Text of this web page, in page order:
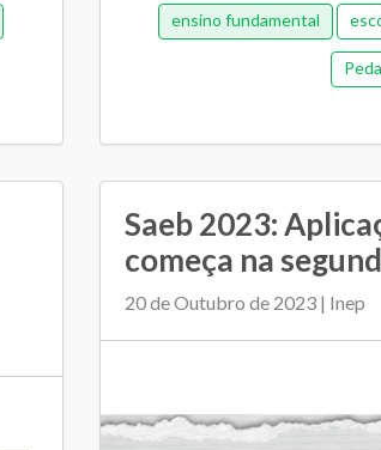
O Ministério da Educação
11 de julho, no Diário Oficial ...
ensino fundamental
Saeb 2023:
começa na
20 de Outubro de 2023 | Inep